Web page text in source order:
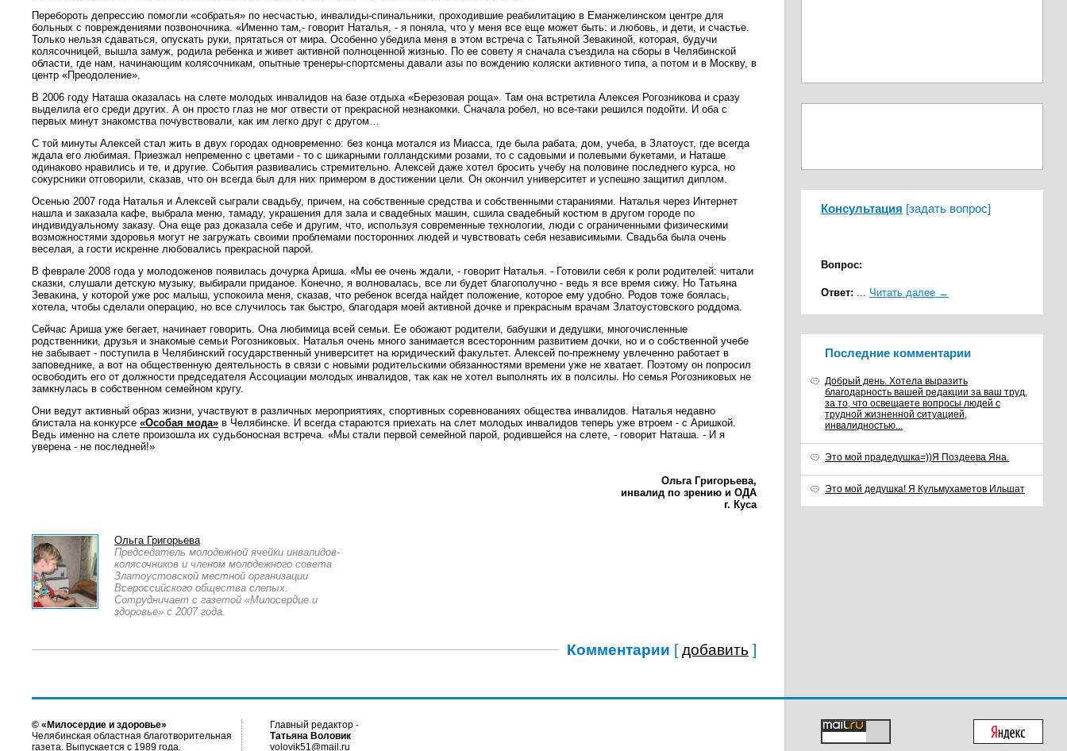
Перебороть депрессию помогли «собратья» по несчастью, инвалиды-спинальники, проходившие реабилитацию в Еманжелинском центре для
больных с повреждениями позвоночника. «Именно там,- говорит Наталья, - я поняла, что у меня все еще может быть: и любовь, и дети, и счастье.
Только нельзя сдаваться, опускать руки, прятаться от мира. Особенно убедила меня в этом встреча с Татьяной Зевакиной, которая, будучи
колясочницей, вышла замуж, родила ребенка и живет активной полноценной жизнью. По ее совету я сначала съездила на сборы в Челябинской
области, где нам, начинающим колясочникам, опытные тренеры-спортсмены давали азы по вождению коляски активного типа, а потом и в Москву, в
центр «Преодоление».
В 2006 году Наташа оказалась на слете молодых инвалидов на базе отдыха «Березовая роща». Там она встретила Алексея Рогозникова и сразу
выделила его среди других. А он просто глаз не мог отвести от прекрасной незнакомки. Сначала робел, но все-таки решился подойти. И оба с
первых минут знакомства почувствовали, как им легко друг с другом…
С той минуты Алексей стал жить в двух городах одновременно: без конца мотался из Миасса, где была рабата, дом, учеба, в Златоуст, где всегда
ждала его любимая. Приезжал непременно с цветами - то с шикарными голландскими розами, то с садовыми и полевыми букетами, и Наташе
одинаково нравились и те, и другие. События развивались стремительно. Алексей даже хотел бросить учебу на половине последнего курса, но
сокурсники отговорили, сказав, что он всегда был для них примером в достижении цели. Он окончил университет и успешно защитил диплом.
Осенью 2007 года Наталья и Алексей сыграли свадьбу, причем, на собственные средства и собственными стараниями. Наталья через Интернет
нашла и заказала кафе, выбрала меню, тамаду, украшения для зала и свадебных машин, сшила свадебный костюм в другом городе по
индивидуальному заказу. Она еще раз доказала себе и другим, что, используя современные технологии, люди с ограниченными физическими
возможностями здоровья могут не загружать своими проблемами посторонних людей и чувствовать себя независимыми. Свадьба была очень
веселая, а гости искренне любовались прекрасной парой.
В феврале 2008 года у молодоженов появилась дочурка Ариша. «Мы ее очень ждали, - говорит Наталья. - Готовили себя к роли родителей: читали
сказки, слушали детскую музыку, выбирали приданое. Конечно, я волновалась, все ли будет благополучно - ведь я все время сижу. Но Татьяна
Зевакина, у которой уже рос малыш, успокоила меня, сказав, что ребенок всегда найдет положение, которое ему удобно. Родов тоже боялась,
хотела, чтобы сделали операцию, но все случилось так быстро, благодаря моей активной дочке и прекрасным врачам Златоустовского роддома.
Сейчас Ариша уже бегает, начинает говорить. Она любимица всей семьи. Ее обожают родители, бабушки и дедушки, многочисленные
родственники, друзья и знакомые семьи Рогозниковых. Наталья очень много занимается всесторонним развитием дочки, но и о собственной учебе
не забывает - поступила в Челябинский государственный университет на юридический факультет. Алексей по-прежнему увлеченно работает в
заповеднике, а вот на общественную деятельность в связи с новыми родительскими обязанностями времени уже не хватает. Поэтому он попросил
освободить его от должности председателя Ассоциации молодых инвалидов, так как не хотел выполнять их в полсилы. Но семья Рогозниковых не
замкнулась в собственном семейном кругу.
Они ведут активный образ жизни, участвуют в различных мероприятиях, спортивных соревнованиях общества инвалидов. Наталья недавно
блистала на конкурсе «Особая мода» в Челябинске. И всегда стараются приехать на слет молодых инвалидов теперь уже втроем - с Аришкой.
Ведь именно на слете произошла их судьбоносная встреча. «Мы стали первой семейной парой, родившейся на слете, - говорит Наташа. - И я
уверена - не последней!»
Ольга Григорьева,
инвалид по зрению и ОДА
г. Куса
Ольга Григорьева
Председатель молодежной ячейки инвалидов-
колясочников и членом молодежного совета
Златоустовской местной организации
Всероссийского общества слепых.
Сотрудничает с газетой «Милосердие и
здоровье» с 2007 года.
Комментарии [добавить ]
Консультация [задать вопрос]
Вопрос:
Ответ: ... Читать далее →
Последние комментарии
Добрый день. Хотела выразить
благодарность вашей редакции за ваш труд,
за то, что освещаете вопросы людей с
трудной жизненной ситуацией,
инвалидностью...
Это мой прадедушка=))Я Поздеева Яна.
Это мой дедушка! Я Кульмухаметов Ильшат
© «Милосердие и здоровье»
Челябинская областная благотворительная
газета. Выпускается с 1989 года.
Главный редактор -
Татьяна Воловик
volovik51@mail.ru